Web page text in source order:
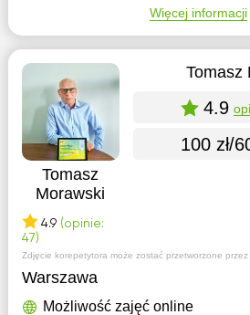
Więcej informacji
Tomasz
Morawski
4.9 (opinie:
47)
Tomasz
4.9
100 zł/
Zdjęcie korepetytora może zostać przetworzone przez
Warszawa
Możliwość zajęć online